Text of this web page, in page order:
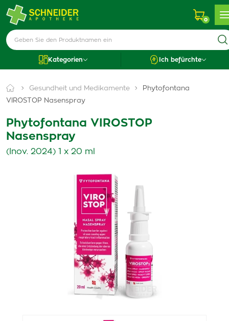
0
Kategorien Ich befürchte
Gesundheit und Medikamente
Phytofontana
VIROSTOP Nasenspray
Phytofontana VIROSTOP
Nasenspray
(Inov. 2024) 1 x 20 ml